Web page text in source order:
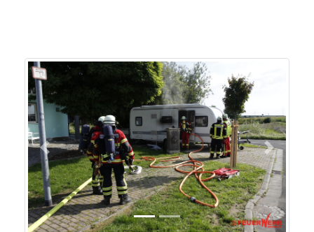
Previous Next